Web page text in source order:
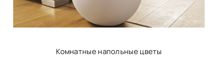
Комнатные напольные цветы